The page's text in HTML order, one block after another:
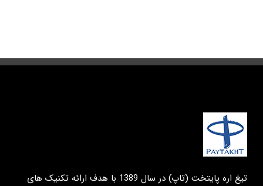
تیغ اره پایتخت (تاپ) در سال 1389 با هدف ارائه تکنیک های